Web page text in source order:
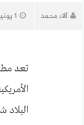
آلاء محمد 1 يونيو، 2022
تعد
البلاد